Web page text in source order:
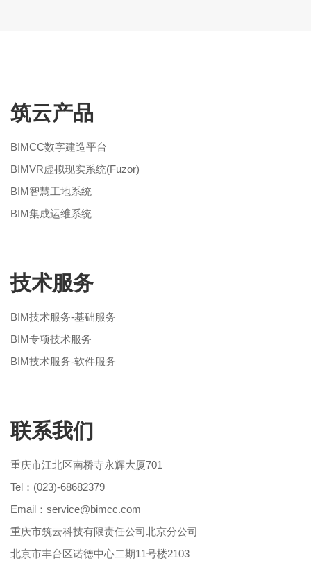
筑云产品
BIMCC数字建造平台
BIMVR虚拟现实系统(Fuzor)
BIM智慧工地系统
BIM集成运维系统
技术服务
BIM技术服务-基础服务
BIM专项技术服务
BIM技术服务-软件服务
联系我们
重庆市江北区南桥寺永辉大厦701
Tel：(023)-68682379
Email：service@bimcc.com
重庆市筑云科技有限责任公司北京分公司
北京市丰台区诺德中心二期11号楼2103